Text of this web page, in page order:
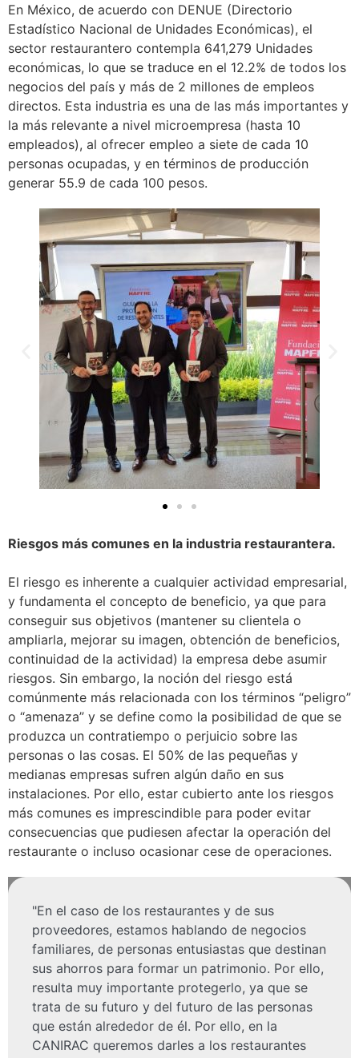
En México, de acuerdo con DENUE (Directorio
Estadístico Nacional de Unidades Económicas), el
sector restaurantero contempla 641,279 Unidades
económicas, lo que se traduce en el 12.2% de todos los
negocios del país y más de 2 millones de empleos
directos. Esta industria es una de las más importantes y
la más relevante a nivel microempresa (hasta 10
empleados), al ofrecer empleo a siete de cada 10
personas ocupadas, y en términos de producción
generar 55.9 de cada 100 pesos.
Riesgos más comunes en la industria restaurantera.
El riesgo es inherente a cualquier actividad empresarial,
y fundamenta el concepto de beneficio, ya que para
conseguir sus objetivos (mantener su clientela o
ampliarla, mejorar su imagen, obtención de beneficios,
continuidad de la actividad) la empresa debe asumir
riesgos. Sin embargo, la noción del riesgo está
comúnmente más relacionada con los términos “peligro”
o “amenaza” y se define como la posibilidad de que se
produzca un contratiempo o perjuicio sobre las
personas o las cosas. El 50% de las pequeñas y
medianas empresas sufren algún daño en sus
instalaciones. Por ello, estar cubierto ante los riesgos
más comunes es imprescindible para poder evitar
consecuencias que pudiesen afectar la operación del
restaurante o incluso ocasionar cese de operaciones.
"En el caso de los restaurantes y de sus
proveedores, estamos hablando de negocios
familiares, de personas entusiastas que destinan
sus ahorros para formar un patrimonio. Por ello,
resulta muy importante protegerlo, ya que se
trata de su futuro y del futuro de las personas
que están alrededor de él. Por ello, en la
CANIRAC queremos darles a los restaurantes